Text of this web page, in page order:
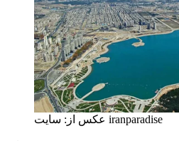
عکس از: سایت iranparadise